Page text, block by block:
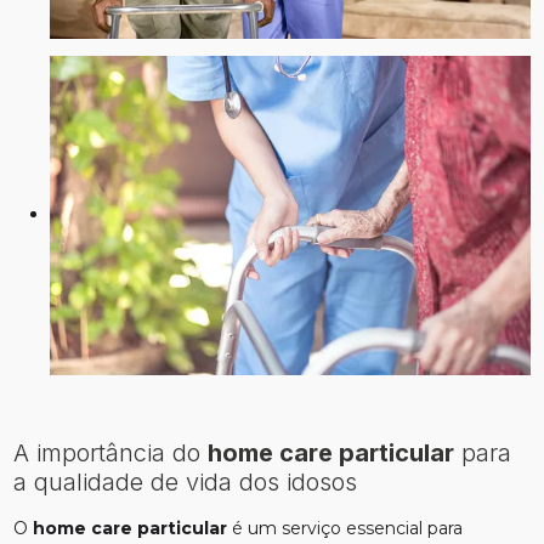
A importância do home care particular para
a qualidade de vida dos idosos
O home care particular é um serviço essencial para